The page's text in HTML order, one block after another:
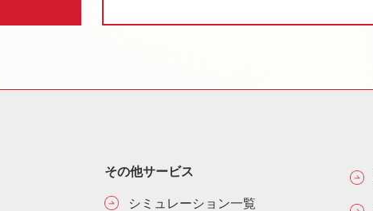
その他サービス
シミュレーション一覧